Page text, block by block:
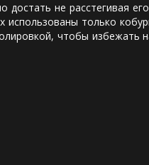
не расстегивая его
только
чтобы избежать